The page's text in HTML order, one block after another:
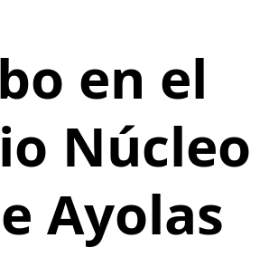
en el
Núcleo
Ayolas